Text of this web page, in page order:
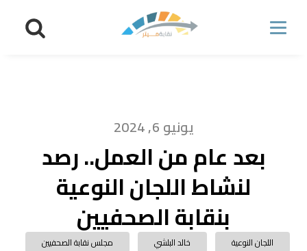
يونيو 6, 2024
بعد عام من العمل.. رصد
لنشاط اللجان النوعية
بنقابة الصحفيين
اللجان النوعية خالد البلشي
مجلس نقابة الصحفيين